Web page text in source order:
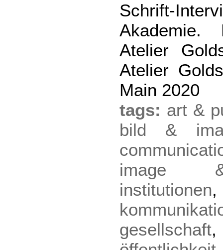
Schrift-
Akademie.
Atelier
Atelier
Main 2020
tags: art &
bild &
image
institutionen
gesellschaft